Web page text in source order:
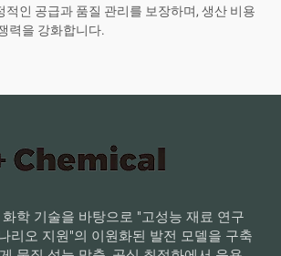
적인 공급과 품질 관리를 보장하며, 생산 비용
력을 강화합니다.
학 기술을 바탕으로 "고성능 재료 연구
리오 지원"의 이원화된 발전 모델을 구축